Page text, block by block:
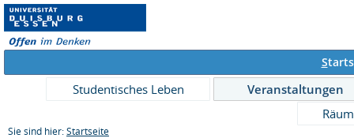
S
Studentisches Leben
Veranstaltungen
Sie sind hier: Startseite